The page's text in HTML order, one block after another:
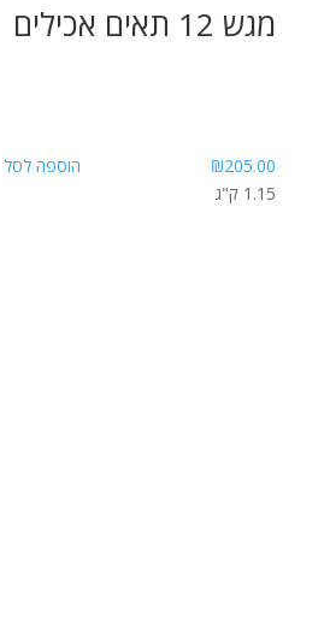
מגש 12 תאים אכילים
₪205.00
הוספה לסל
1.15 ק"ג